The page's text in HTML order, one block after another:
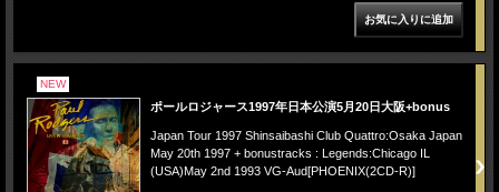
NEW
ポールロジャース1997年日本公演5月20日大阪+bonus
Japan Tour 1997 Shinsaibashi Club Quattro:Osaka Japan
May 20th 1997 + bonustracks : Legends:Chicago IL
(USA)May 2nd 1993 VG-Aud[PHOENIX(2CD-R)]